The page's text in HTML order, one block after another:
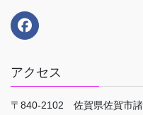
アクセス
〒840-2102 佐賀県佐賀市